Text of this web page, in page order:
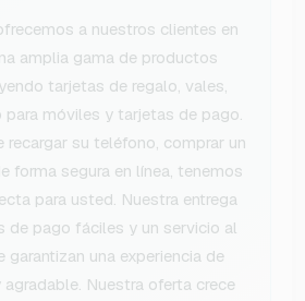
a nuestros clientes en
amplia gama de productos
tarjetas de regalo, vales,
móviles y tarjetas de pago.
recargar su teléfono, comprar un
forma segura en línea, tenemos
para usted. Nuestra entrega
de pago fáciles y un servicio al
garantizan una experiencia de
Nuestra oferta crece